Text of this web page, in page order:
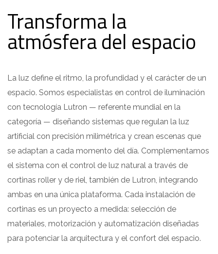
Transforma la
atmósfera del espacio
La luz define el ritmo, la profundidad y el carácter de un
espacio. Somos especialistas en control de iluminación
con tecnología Lutron — referente mundial en la
categoría — diseñando sistemas que regulan la luz
artificial con precisión milimétrica y crean escenas que
se adaptan a cada momento del día. Complementamos
el sistema con el control de luz natural a través de
cortinas roller y de riel, también de Lutron, integrando
ambas en una única plataforma. Cada instalación de
cortinas es un proyecto a medida: selección de
materiales, motorización y automatización diseñadas
para potenciar la arquitectura y el confort del espacio.